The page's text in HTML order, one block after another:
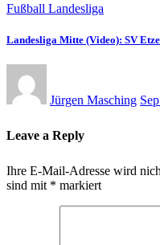
Fußball Landesliga
Landesliga Mitte (Video): SV
Jürgen Masching
Leave a Reply
Ihre E-Mail-Adresse wird
sind mit * markiert